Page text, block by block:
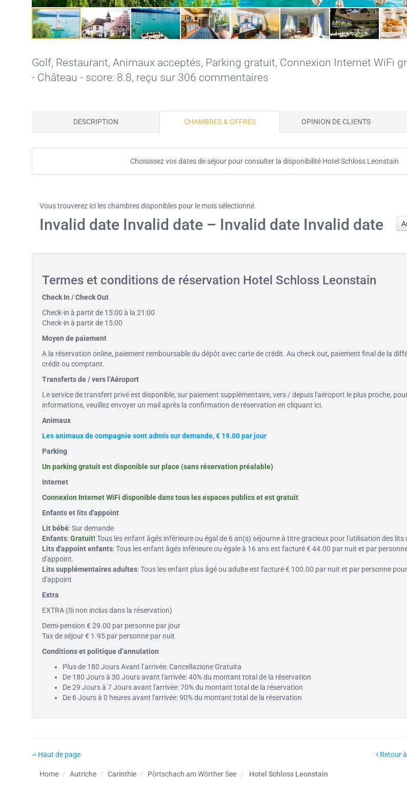
Golf, Restaurant, Animaux acceptés, Parking gratuit, Connexion Internet WiFi
- Château - score: 8.8, reçu sur 306 commentaires
DESCRIPTION CHAMBRES & OFFRES OPINION DE CLIENTS
Choisissez vos dates de séjour pour consulter la disponibilité Hotel Schloss Leonstain
Vous trouverez ici les chambres disponibles pour le mois sélectionné.
Invalid date Invalid date – Invalid date Invalid date
Termes et conditions de réservation Hotel Schloss Leonstain
Check In / Check Out
Check-in à partir de 15:00 à la 21:00
Check-in à partir de 15:00
Moyen de paiement
A la réservation online, paiement remboursable du dépôt avec carte de crédit. Au check out, paiement final de la
crédit ou comptant.
Transferts de / vers l’Aéroport
Le service de transfert privé est disponible, sur paiement supplémentaire, vers / depuis l'aéroport le plus proche,
informations, veuillez envoyer un mail après la confirmation de réservation en cliquant ici.
Animaux
Les animaux de compagnie sont admis sur demande, € 19.00 par jour
Parking
Un parking gratuit est disponible sur place (sans réservation préalable)
Internet
Connexion Internet WiFi disponible dans tous les espaces publics et est gratuit
Enfants et lits d'appoint
Lit bébé: Sur demande
Enfants:Gratuit! Tous les enfant âgés inférieure ou égal de 6 an(s) séjourne à titre gracieux pour l'utilisation des lits
Lits d'appoint enfants: Tous les enfant âgés inférieure ou égale à 16 ans est facturé € 44.00 par nuit et par
d'appoint.
Lits supplémentaires adultes: Tous les enfant plus âgé ou adulte est facturé € 100.00 par nuit et par personne
d'appoint
Extra
EXTRA (Si non inclus dans la réservation)
Demi-pension € 29.00 par personne par jour
Tax de séjour € 1.95 par personne par nuit
Conditions et politique d’annulation
Plus de 180 Jours Avant l’arrivée: Cancellazione Gratuita
De 180 Jours à 30 Jours avant l'arrivée: 40% du montant total de la réservation
De 29 Jours à 7 Jours avant l'arrivée: 70% du montant total de la réservation
De 6 Jours à 0 heures avant l'arrivée: 90% du montant total de la réservation
Haut de page Retour
Home Autriche Carinthie Pörtschach am Wörther See Hotel Schloss Leonstain